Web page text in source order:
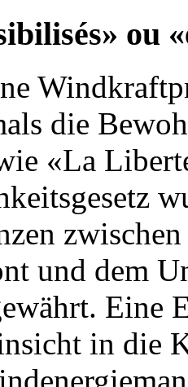
ou
die
«La
und dem
Eine
in die